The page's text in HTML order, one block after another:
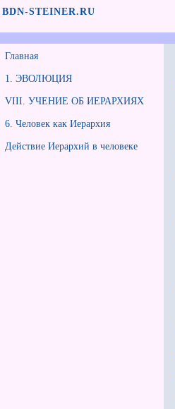
BDN-STEINER.RU
Главная
1. ЭВОЛЮЦИЯ
VIII. УЧЕНИЕ ОБ ИЕРАРХИЯХ
6. Человек как Иерархия
Действие Иерархий в человеке